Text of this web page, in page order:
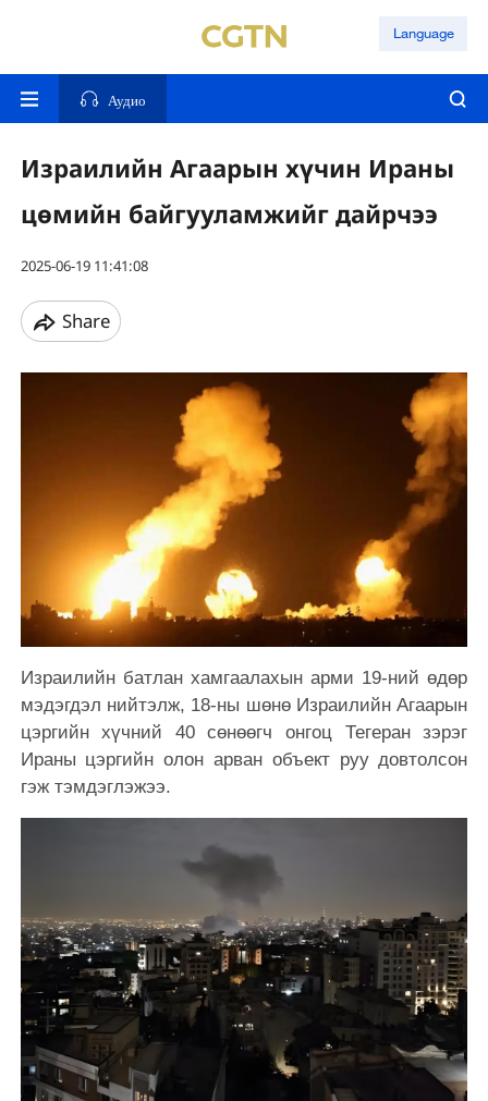
Language
Аудио
Израилийн Агаарын хүчин Ираны
цөмийн байгууламжийг дайрчээ
2025-06-19 11:41:08
Share
Израилийн батлан ​​хамгаалахын арми 19-ний өдөр
мэдэгдэл нийтэлж, 18-ны шөнө Израилийн Агаарын
цэргийн хүчний 40 сөнөөгч онгоц Тегеран зэрэг
Ираны цэргийн олон арван объект руу довтолсон
гэж тэмдэглэжээ.